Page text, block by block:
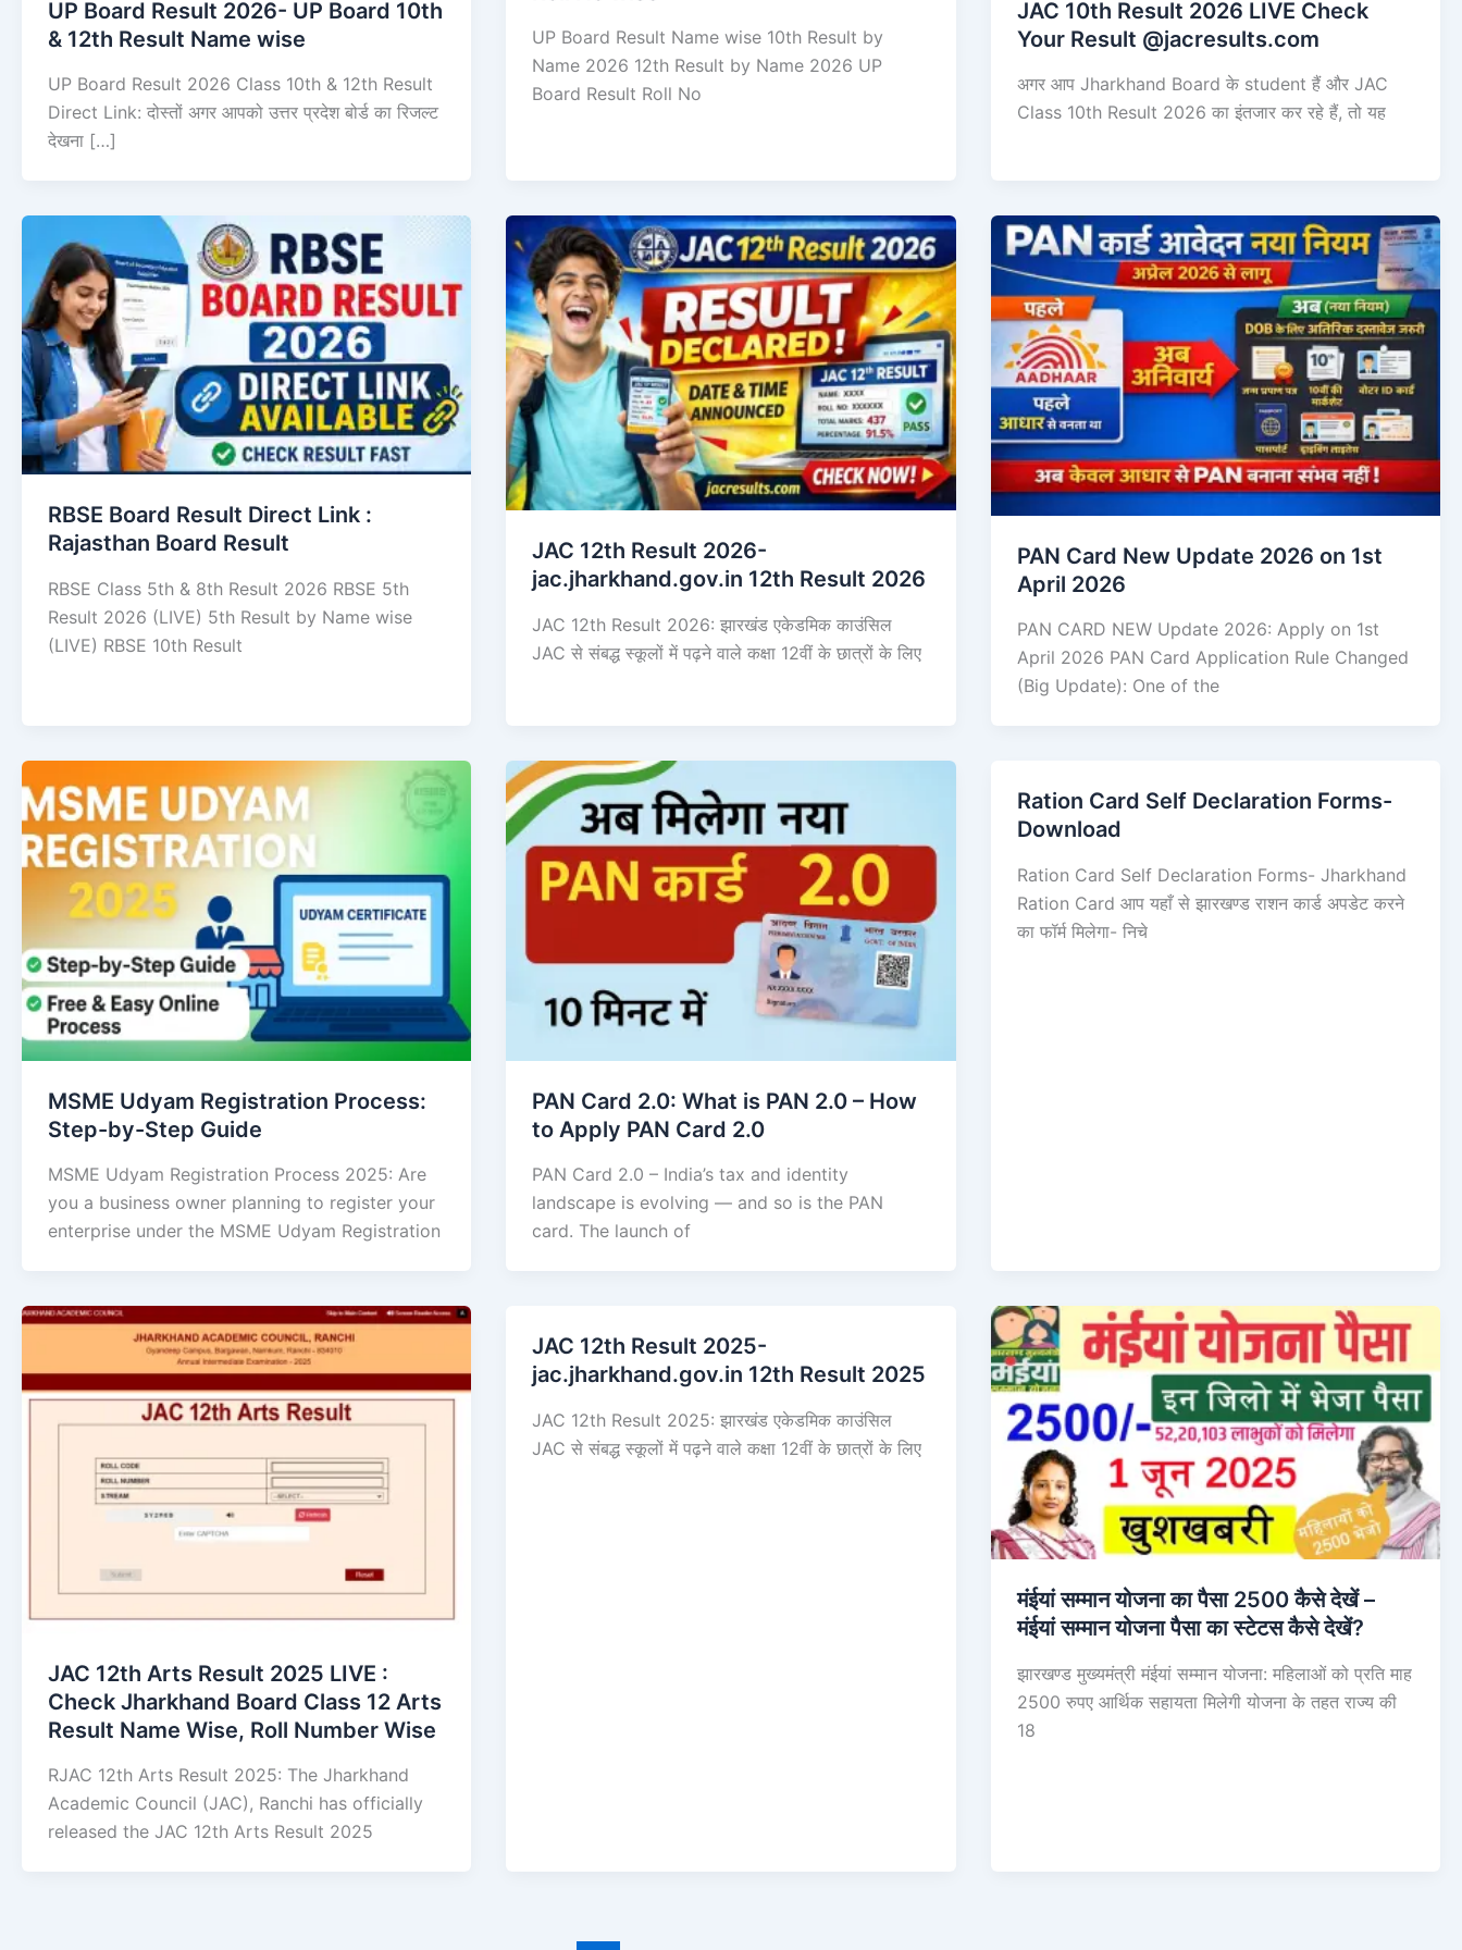
UP Board Result 2026- UP Board 10th
& 12th Result Name wise
UP Board Result 2026 Class 10th & 12th Result
Direct Link: दोस्तों अगर आपको उत्तर प्रदेश बोर्ड का रिजल्ट
देखना […]
UP Board Result Name wise 10th Result by
Name 2026 12th Result by Name 2026 UP
Board Result Roll No
JAC 10th Result 2026 LIVE Check
Your Result @jacresults.com
अगर आप Jharkhand Board के student हैं और JAC
Class 10th Result 2026 का इंतजार कर रहे हैं, तो यह
RBSE Board Result Direct Link : ​
Rajasthan Board Result
RBSE Class 5th & 8th Result 2026 RBSE 5th
Result 2026 (LIVE) 5th Result by Name wise
(LIVE) RBSE 10th Result
JAC 12th Result 2026-
jac.jharkhand.gov.in 12th Result 2026
JAC 12th Result 2026: झारखंड एकेडमिक काउंसिल
JAC से संबद्ध स्कूलों में पढ़ने वाले कक्षा 12वीं के छात्रों के लिए
PAN Card New Update 2026 on 1st
April 2026
PAN CARD NEW Update 2026: Apply on 1st
April 2026 PAN Card Application Rule Changed
(Big Update): One of the
MSME Udyam Registration Process:
Step-by-Step Guide
MSME Udyam Registration Process 2025: Are
you a business owner planning to register your
enterprise under the MSME Udyam Registration
PAN Card 2.0: What is PAN 2.0 – How
to Apply PAN Card 2.0
PAN Card 2.0 – India’s tax and identity
landscape is evolving — and so is the PAN
card. The launch of
Ration Card Self Declaration Forms-
Download
Ration Card Self Declaration Forms- Jharkhand
Ration Card आप यहाँ से झारखण्ड राशन कार्ड अपडेट करने
का फॉर्म मिलेगा- निचे
JAC 12th Arts Result 2025 LIVE :
Check Jharkhand Board Class 12 Arts
Result Name Wise, Roll Number Wise
RJAC 12th Arts Result 2025: The Jharkhand
Academic Council (JAC), Ranchi has officially
released the JAC 12th Arts Result 2025
JAC 12th Result 2025-
jac.jharkhand.gov.in 12th Result 2025
JAC 12th Result 2025: झारखंड एकेडमिक काउंसिल
JAC से संबद्ध स्कूलों में पढ़ने वाले कक्षा 12वीं के छात्रों के लिए
मंईयां सम्मान योजना का पैसा 2500 कैसे देखें –
मंईयां सम्मान योजना पैसा का स्टेटस कैसे देखें?
झारखण्ड मुख्यमंत्री मंईयां सम्मान योजना: महिलाओं को प्रति माह
2500 रुपए आर्थिक सहायता मिलेगी योजना के तहत राज्य की
18